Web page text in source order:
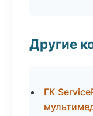
Другие
ГК